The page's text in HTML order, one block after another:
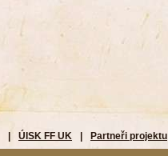
ÚISK FF UK Partneři projektu